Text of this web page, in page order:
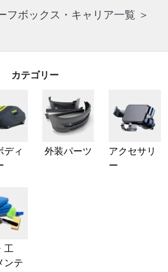
フボックス・キャリア一覧 ＞
カテゴリー
ディ
外装パーツ
アクセサリ
ー
工
ンテ